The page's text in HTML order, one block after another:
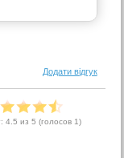
Додати відгук
4.5 из 5 (голосов 1)